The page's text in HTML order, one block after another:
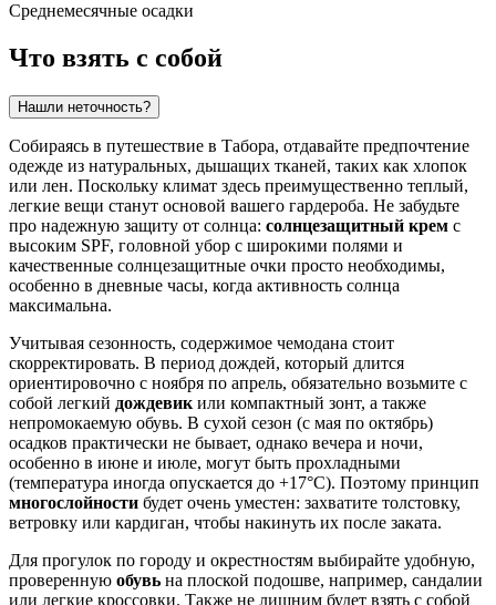
Среднемесячные осадки
Что взять с собой
Нашли неточность?
Собираясь в путешествие в Табора, отдавайте предпочтение
одежде из натуральных, дышащих тканей, таких как хлопок
или лен. Поскольку климат здесь преимущественно теплый,
легкие вещи станут основой вашего гардероба. Не забудьте
про надежную защиту от солнца: солнцезащитный крем с
высоким SPF, головной убор с широкими полями и
качественные солнцезащитные очки просто необходимы,
особенно в дневные часы, когда активность солнца
максимальна.
Учитывая сезонность, содержимое чемодана стоит
скорректировать. В период дождей, который длится
ориентировочно с ноября по апрель, обязательно возьмите с
собой легкий дождевик или компактный зонт, а также
непромокаемую обувь. В сухой сезон (с мая по октябрь)
осадков практически не бывает, однако вечера и ночи,
особенно в июне и июле, могут быть прохладными
(температура иногда опускается до +17°C). Поэтому принцип
многослойности будет очень уместен: захватите толстовку,
ветровку или кардиган, чтобы накинуть их после заката.
Для прогулок по городу и окрестностям выбирайте удобную,
проверенную обувь на плоской подошве, например, сандалии
или легкие кроссовки. Также не лишним будет взять с собой